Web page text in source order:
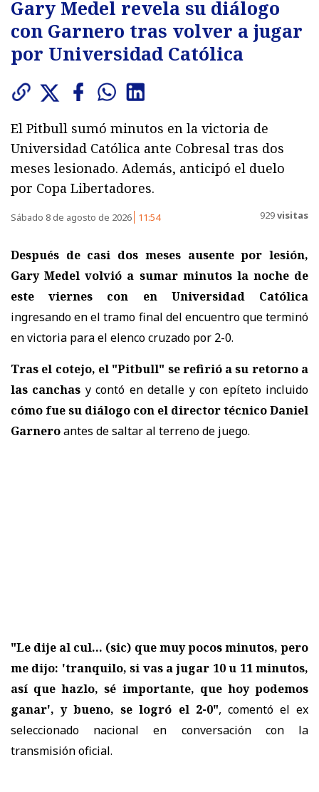
Gary Medel revela su diálogo
con Garnero tras volver a jugar
por Universidad Católica
El Pitbull sumó minutos en la victoria de
Universidad Católica ante Cobresal tras dos
meses lesionado. Además, anticipó el duelo
por Copa Libertadores.
Sábado 8 de agosto de 2026 11:54 929visitas
Después de casi dos meses ausente por lesión,
Gary Medel volvió a sumar minutos la noche de
este viernes con en Universidad Católica
ingresando en el tramo final del encuentro que terminó
en victoria para el elenco cruzado por 2-0.
Tras el cotejo, el "Pitbull" se refirió a su retorno a
las canchas y contó en detalle y con epíteto incluido
cómo fue su diálogo con el director técnico Daniel
Garneroantes de saltar al terreno de juego.
"Le dije al cul... (sic) que muy pocos minutos, pero
me dijo: 'tranquilo, si vas a jugar 10 u 11 minutos,
así que hazlo, sé importante, que hoy podemos
ganar', y bueno, se logró el 2-0", comentó el ex
seleccionado nacional en conversación con la
transmisión oficial.